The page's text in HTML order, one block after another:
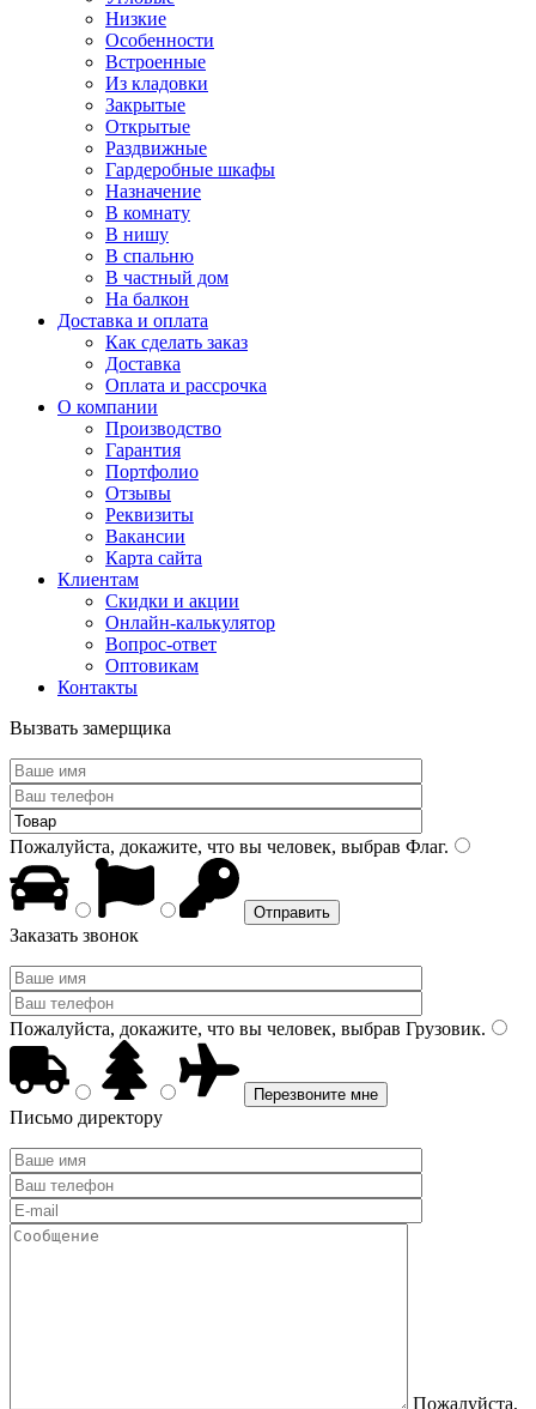
Низкие
Особенности
Встроенные
Из кладовки
Закрытые
Открытые
Раздвижные
Гардеробные шкафы
Назначение
В комнату
В нишу
В спальню
В частный дом
На балкон
Доставка и оплата
Как сделать заказ
Доставка
Оплата и рассрочка
О компании
Производство
Гарантия
Портфолио
Отзывы
Реквизиты
Вакансии
Карта сайта
Клиентам
Скидки и акции
Онлайн-калькулятор
Вопрос-ответ
Оптовикам
Контакты
Вызвать замерщика
Пожалуйста, докажите, что вы человек, выбрав Флаг.
Заказать звонок
Пожалуйста, докажите, что вы человек, выбрав Грузовик.
Письмо директору
Пожалуйста,